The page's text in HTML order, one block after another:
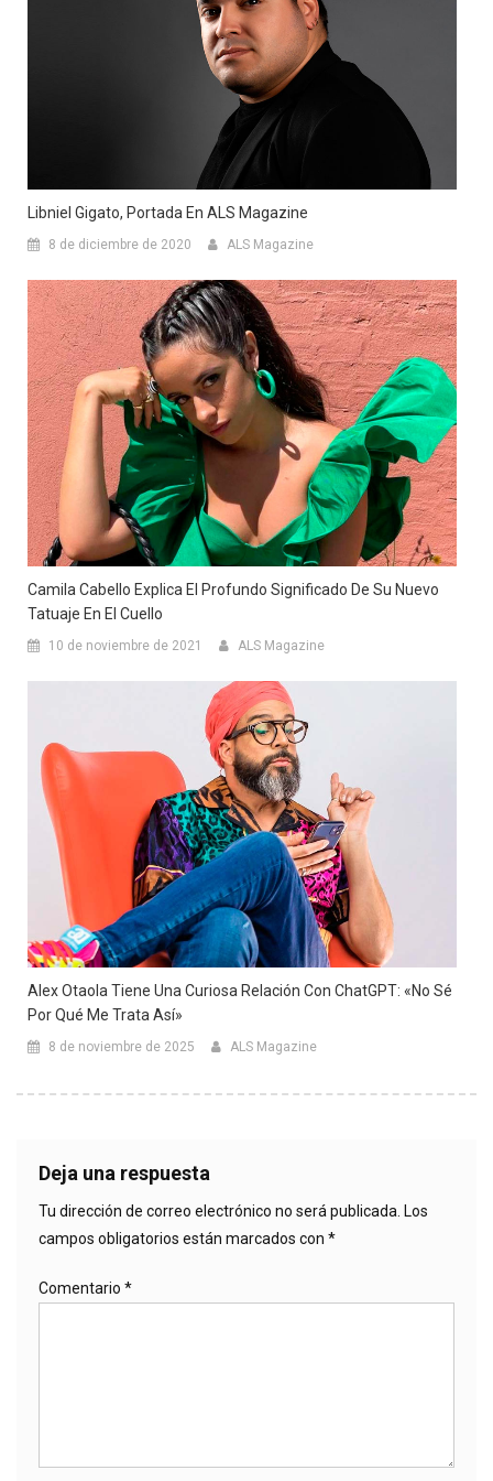
Libniel Gigato, Portada En ALS Magazine
8 de diciembre de 2020 ALS Magazine
Camila Cabello Explica El Profundo Significado De Su Nuevo
Tatuaje En El Cuello
10 de noviembre de 2021 ALS Magazine
Alex Otaola Tiene Una Curiosa Relación Con ChatGPT: «No Sé
Por Qué Me Trata Así»
8 de noviembre de 2025 ALS Magazine
Deja una respuesta
Tu dirección de correo electrónico no será publicada. Los
campos obligatorios están marcados con *
Comentario *